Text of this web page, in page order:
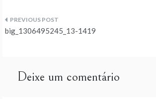
Navegação
artigos
big_1306495245_13-1419
Deixe um comentário